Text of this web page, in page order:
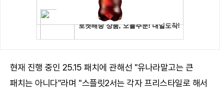
현재 진행 중인 25.15 패치에 관해선 "유나라말고는 큰
패치는 아니다"라며 "스플릿2서는 각자 프리스타일로 해서